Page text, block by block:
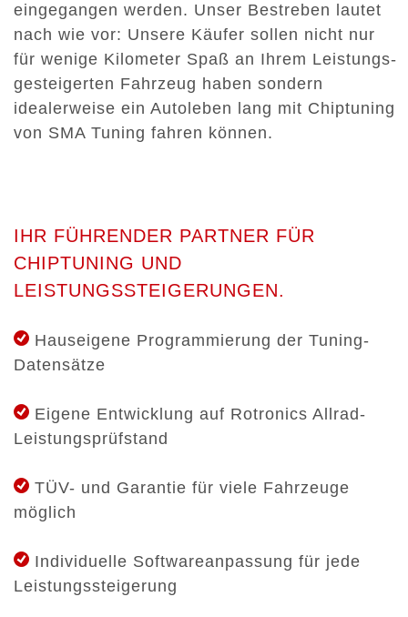
eingegangen werden. Unser Bestreben lautet
nach wie vor: Unsere Käufer sollen nicht nur
für wenige Kilometer Spaß an Ihrem Leistungs-
gesteigerten Fahrzeug haben sondern
idealerweise ein Autoleben lang mit Chiptuning
von SMA Tuning fahren können.
IHR FÜHRENDER PARTNER FÜR
CHIPTUNING UND
LEISTUNGSSTEIGERUNGEN.
Hauseigene Programmierung der Tuning-
Datensätze
Eigene Entwicklung auf Rotronics Allrad-
Leistungsprüfstand
TÜV- und Garantie für viele Fahrzeuge
möglich
Individuelle Softwareanpassung für jede
Leistungssteigerung